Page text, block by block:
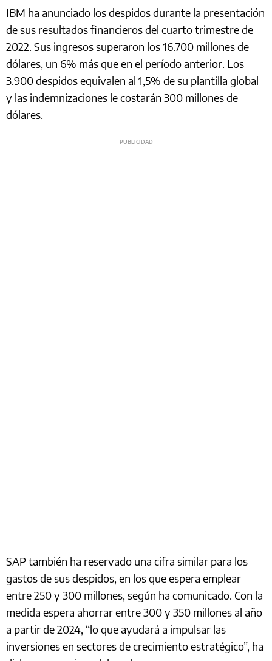
IBM ha anunciado los despidos durante la presentación
de sus resultados financieros del cuarto trimestre de
2022. Sus ingresos superaron los 16.700 millones de
dólares, un 6% más que en el período anterior. Los
3.900 despidos equivalen al 1,5% de su plantilla global
y las indemnizaciones le costarán 300 millones de
dólares.
SAP también ha reservado una cifra similar para los
gastos de sus despidos, en los que espera emplear
entre 250 y 300 millones, según ha comunicado. Con la
medida espera ahorrar entre 300 y 350 millones al año
a partir de 2024, “lo que ayudará a impulsar las
inversiones en sectores de crecimiento estratégico”, ha